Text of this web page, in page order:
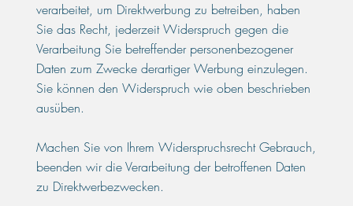
verarbeitet, um Direktwerbung zu betreiben, haben
Sie das Recht, jederzeit Widerspruch gegen die
Verarbeitung Sie betreffender personenbezogener
Daten zum Zwecke derartiger Werbung einzulegen.
Sie können den Widerspruch wie oben beschrieben
ausüben.
Machen Sie von Ihrem Widerspruchsrecht Gebrauch,
beenden wir die Verarbeitung der betroffenen Daten
zu Direktwerbezwecken.